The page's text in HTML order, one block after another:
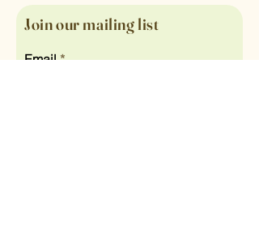
Join our mailing list
Email